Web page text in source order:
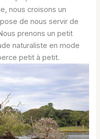
nous croisons un
de nous servir de
prenons un petit
naturaliste en mode
petit à petit.